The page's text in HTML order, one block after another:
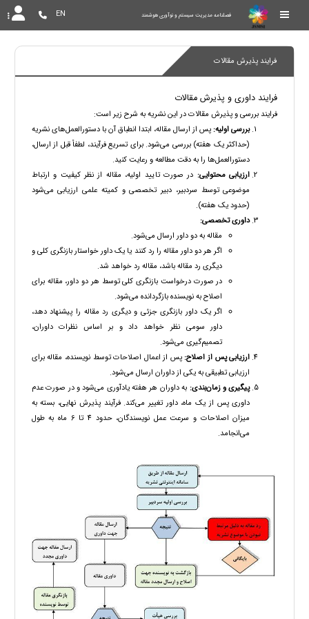
فصلنامه مدیریت سیستم و نوآوری هوشمند EN
فرایند پذیرش مقالات
فرایند داوری و پذیرش مقالات
فرایند بررسی و پذیرش مقالات در این نشریه به شرح زیر است:
بررسی اولیه:پس از ارسال مقاله، ابتدا انطباق آن با دستورالعمل‌های نشریه
(حداکثر یک هفته) بررسی می‌شود. برای تسریع فرآیند، لطفاً قبل از ارسال،
دستورالعمل‌ها را به دقت مطالعه و رعایت کنید.
ارزیابی محتوایی: در صورت تایید اولیه، مقاله از نظر کیفیت و ارتباط
موضوعی توسط سردبیر، دبیر تخصصی و کمیته علمی ارزیابی می‌شود
(حدود یک هفته).
داوری تخصصی:
مقاله به دو داور ارسال می‌شود.
اگر هر دو داور مقاله را رد کنند یا یک داور خواستار بازنگری کلی و
دیگری رد مقاله باشد، مقاله رد خواهد شد.
در صورت درخواست بازنگری کلی توسط هر دو داور، مقاله برای
اصلاح به نویسنده بازگردانده می‌شود.
اگر یک داور بازنگری جزئی و دیگری رد مقاله را پیشنهاد دهد،
داور سومی نظر خواهد داد و بر اساس نظرات داوران،
تصمیم‌گیری می‌شود.
ارزیابی پس از اصلاح:پس از اعمال اصلاحات توسط نویسنده، مقاله برای
ارزیابی تطبیقی به یکی از داوران ارسال می‌شود.
پیگیری و زمان‌بندی: به داوران هر هفته یادآوری می‌شود و در صورت عدم
داوری پس از یک ماه، داور تغییر می‌کند. فرآیند پذیرش نهایی، بسته به
میزان اصلاحات و سرعت عمل نویسندگان، حدود 4 تا 6 ماه به طول
می‌انجامد.